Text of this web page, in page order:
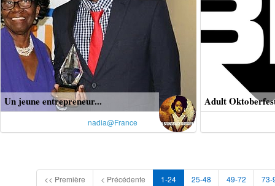
Un jeune entrepreneur...
nadia@France
Adult
<< Première < Précédente 1-24 25-48 49-72 73-